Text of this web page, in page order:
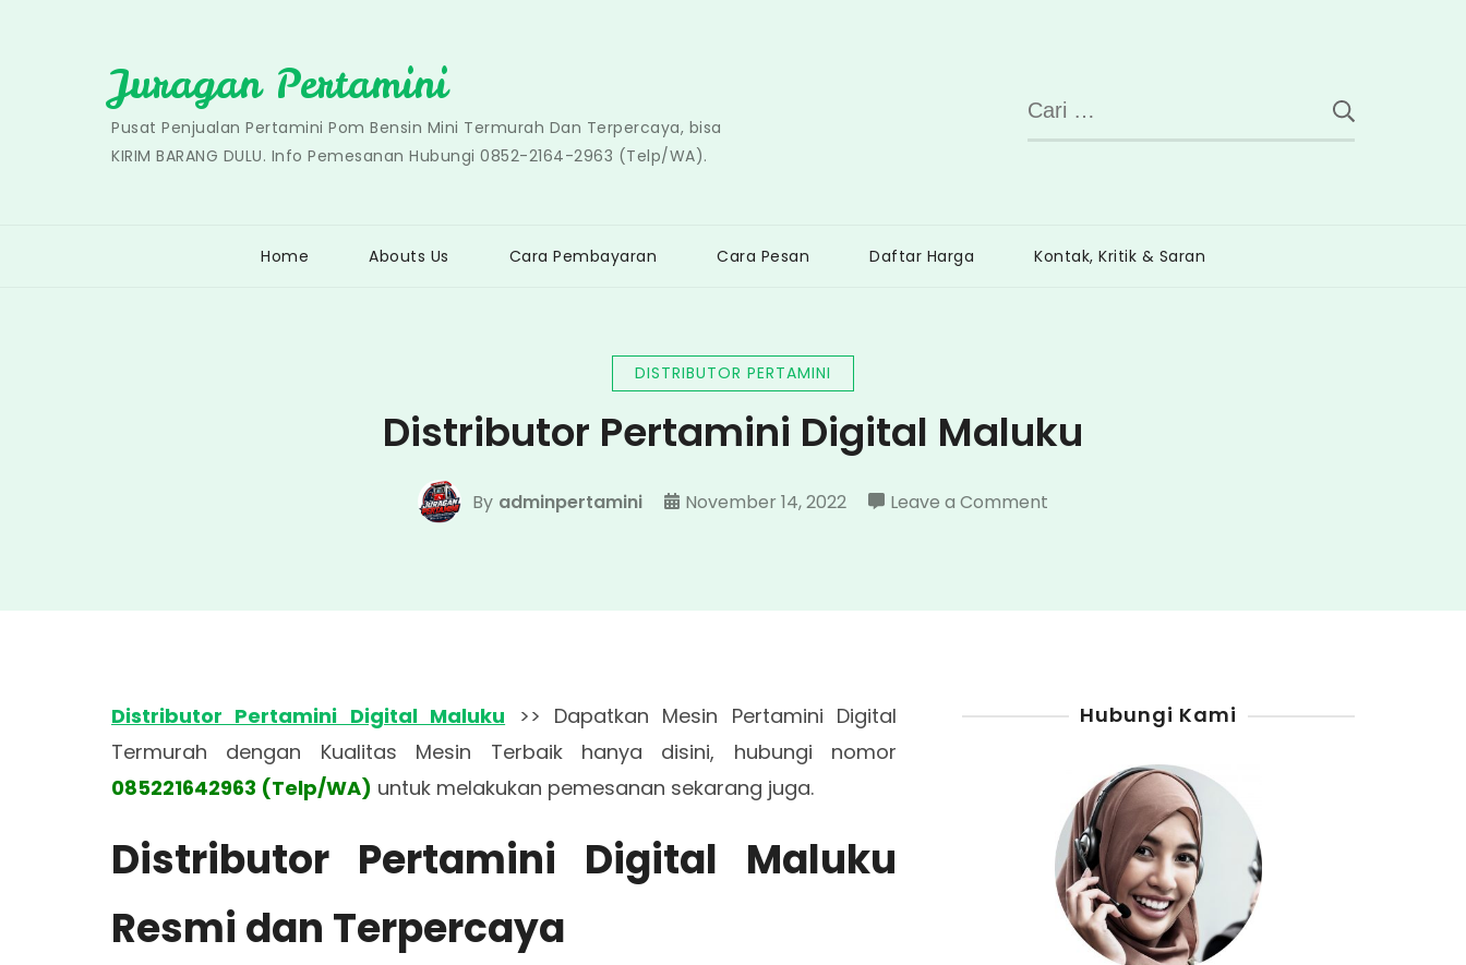
Juragan Pertamini
Pusat Penjualan Pertamini Pom Bensin Mini Termurah Dan Terpercaya, bisa
KIRIM BARANG DULU. Info Pemesanan Hubungi 0852-2164-2963 (Telp/WA).
Cari
untuk:
Home Abouts Us Cara Pembayaran Cara Pesan Daftar Harga Kontak, Kritik & Saran
DISTRIBUTOR PERTAMINI
Distributor Pertamini Digital Maluku
By adminpertamini November 14, 2022 Leave a Comment
Distributor Pertamini Digital Maluku >> Dapatkan Mesin Pertamini Digital
Termurah dengan Kualitas Mesin Terbaik hanya disini, hubungi nomor
085221642963 (Telp/WA) untuk melakukan pemesanan sekarang juga.
Distributor Pertamini Digital Maluku
Resmi dan Terpercaya
Hubungi Kami